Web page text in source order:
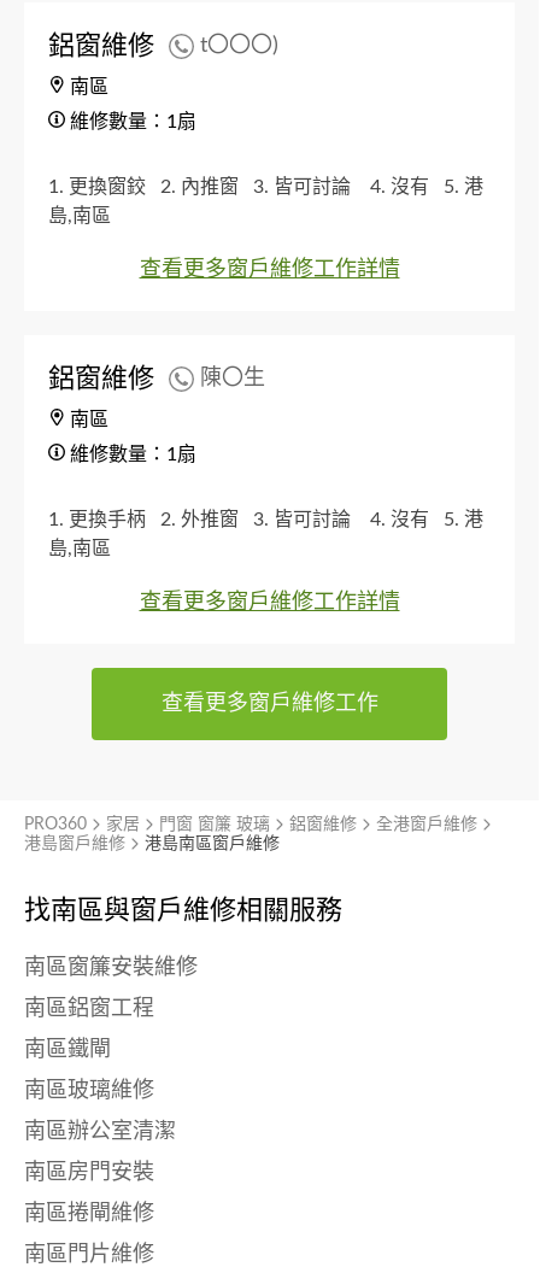
鋁窗維修 t〇〇〇)
南區
維修數量：1扇
1. 更換窗鉸 2. 內推窗 3. 皆可討論 4. 沒有
5. 港
島,南區
查看更多窗戶維修工作詳情
鋁窗維修 陳〇生
南區
維修數量：1扇
1. 更換手柄 2. 外推窗 3. 皆可討論 4. 沒有
5. 港
島,南區
查看更多窗戶維修工作詳情
查看更多窗戶維修工作
找南區與窗戶維修相關服務
南區窗簾安裝維修
南區鋁窗工程
南區鐵閘
南區玻璃維修
南區辦公室清潔
南區房門安裝
南區捲閘維修
南區門片維修
PRO360 家居 門窗 窗簾 玻璃 鋁窗維修
全港窗戶維修
港島窗戶維修
港島南區窗戶維修